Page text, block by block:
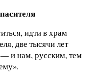
идти в храм
две тысячи лет
— и нам, русским, тем
.